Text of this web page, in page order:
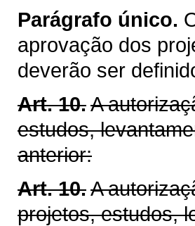
Parágrafo único.
aprovação dos
deverão ser
Art. 10.A
estudos,
anterior:
Art. 10.A
projetos, estudos,